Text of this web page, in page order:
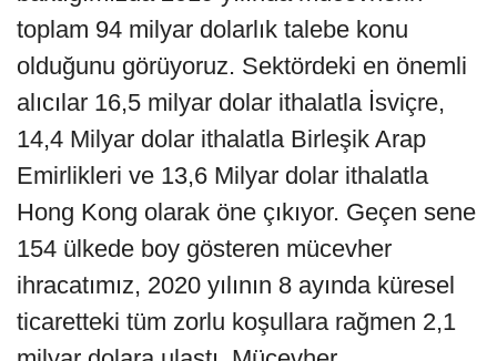
toplam 94 milyar dolarlık talebe konu
olduğunu görüyoruz. Sektördeki en önemli
alıcılar 16,5 milyar dolar ithalatla İsviçre,
14,4 Milyar dolar ithalatla Birleşik Arap
Emirlikleri ve 13,6 Milyar dolar ithalatla
Hong Kong olarak öne çıkıyor. Geçen sene
154 ülkede boy gösteren mücevher
ihracatımız, 2020 yılının 8 ayında küresel
ticaretteki tüm zorlu koşullara rağmen 2,1